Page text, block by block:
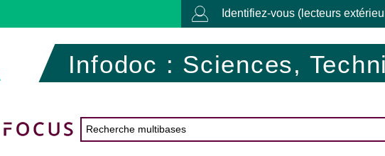
Identifiez-vous (lecteurs
Infodoc : Sciences,